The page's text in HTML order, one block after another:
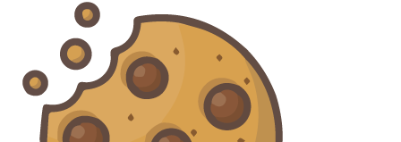
Vuoi contattarci per ricevere assistenza, lasciare un
commento o chiedere informazioni?
CONTATTACI